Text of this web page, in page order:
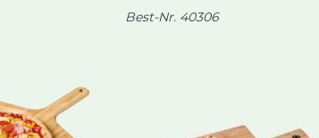
Best-Nr. 40306